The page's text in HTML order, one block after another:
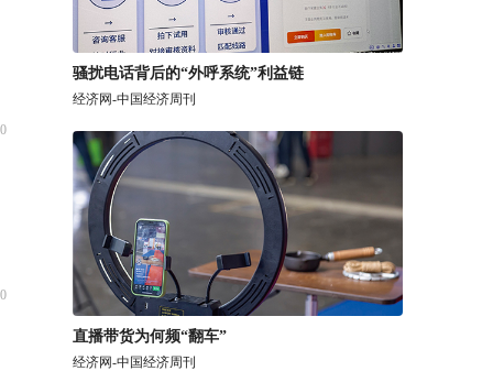
0
0
骚扰电话背后的“外呼系统”利益链
经济网-中国经济周刊
​直播带货为何频“翻车”
经济网-中国经济周刊